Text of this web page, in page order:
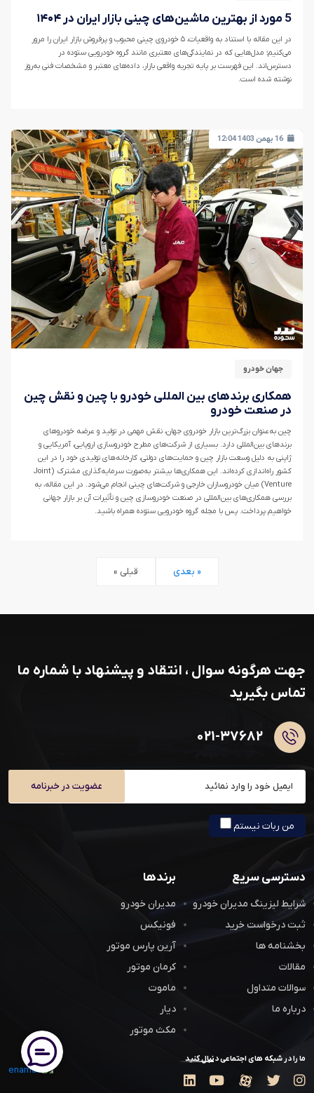
5 مورد از بهترین ماشین‌های چینی بازار ایران در ۱۴۰۴
در این مقاله با استناد به واقعیات، ۵ خودروی چینی محبوب و پرفروش بازار ایران را مرور
می‌کنیم؛ مدل‌هایی که در نمایندگی‌های معتبری مانند گروه خودرویی ستوده در
دسترس‌اند‌. این فهرست بر پایه‌ تجربه‌ واقعی بازار، داده‌های معتبر و مشخصات فنی به‌روز
نوشته شده است.
جهان خودرو
همکاری برندهای بین المللی خودرو با چین و نقش چین
در صنعت خودرو
چین به‌عنوان بزرگ‌ترین بازار خودروی جهان، نقش مهمی در تولید و عرضه خودروهای
برندهای بین‌المللی دارد. بسیاری از شرکت‌های مطرح خودروسازی اروپایی، آمریکایی و
ژاپنی به دلیل وسعت بازار چین و حمایت‌های دولتی، کارخانه‌های تولیدی خود را در این
کشور راه‌اندازی کرده‌اند. این همکاری‌ها بیشتر به‌صورت سرمایه‌گذاری مشترک (Joint
Venture) میان خودروسازان خارجی و شرکت‌های چینی انجام می‌شود. در این مقاله، به
بررسی همکاری‌های بین‌المللی در صنعت خودروسازی چین و تأثیرات آن بر بازار جهانی
خواهیم پرداخت. پس با مجله گروه خودرویی ستوده همراه باشید.
« قبلی بعدی »
جهت هرگونه سوال ، انتقاد و پیشنهاد با شماره ما
تماس بگیرید
۰۲۱-۳۷۶۸۲
عضویت در خبرنامه
من ربات نیستم
دسترسی سریع
شرایط لیزینگ مدیران خودرو
ثبت درخواست خرید
بخشنامه ها
مقالات
سوالات متداول
درباره ما
برندها
مدیران خودرو
فونیکس
آرین پارس موتور
کرمان موتور
ماموت
دیار
مکث موتور
ما را در شبکه های اجتماعی دنبال کنید